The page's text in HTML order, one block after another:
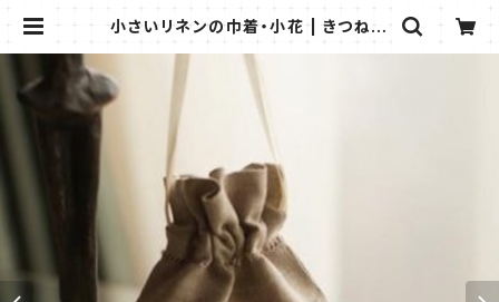
小さいリネンの巾着・小花 | きつねの